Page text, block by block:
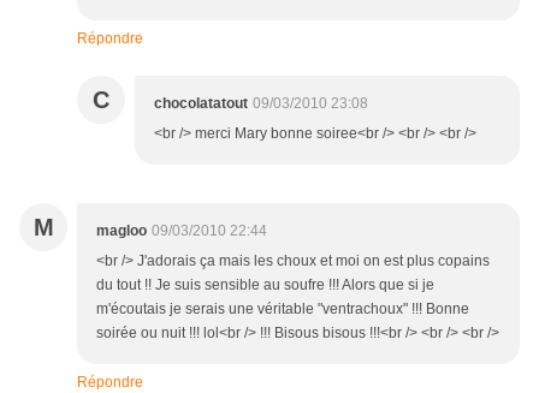
Répondre
C chocolatatout 09/03/2010 23:08
<br /> merci Mary bonne soiree<br /> <br /> <br />
M magloo 09/03/2010 22:44
<br /> J'adorais ça mais les choux et moi on est plus copains
du tout !! Je suis sensible au soufre !!! Alors que si je
m'écoutais je serais une véritable "ventrachoux" !!! Bonne
soirée ou nuit !!! lol<br /> !!! Bisous bisous !!!<br /> <br /> <br />
Répondre